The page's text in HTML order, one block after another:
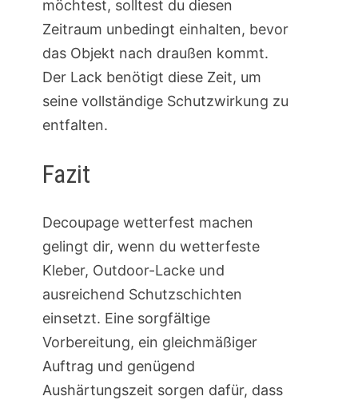
möchtest, solltest du diesen
Zeitraum unbedingt einhalten, bevor
das Objekt nach draußen kommt.
Der Lack benötigt diese Zeit, um
seine vollständige Schutzwirkung zu
entfalten.
Fazit
Decoupage wetterfest machen
gelingt dir, wenn du wetterfeste
Kleber, Outdoor-Lacke und
ausreichend Schutzschichten
einsetzt. Eine sorgfältige
Vorbereitung, ein gleichmäßiger
Auftrag und genügend
Aushärtungszeit sorgen dafür, dass